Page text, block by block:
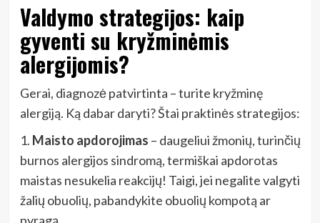
Valdymo strategijos: kaip
gyventi su kryžminėmis
alergijomis?
Gerai, diagnozė patvirtinta – turite kryžminę
alergiją. Ką dabar daryti? Štai praktinės strategijos:
1. Maisto apdorojimas – daugeliui žmonių, turinčių
burnos alergijos sindromą, termiškai apdorotas
maistas nesukelia reakcijų! Taigi, jei negalite valgyti
žalių obuolių, pabandykite obuolių kompotą ar